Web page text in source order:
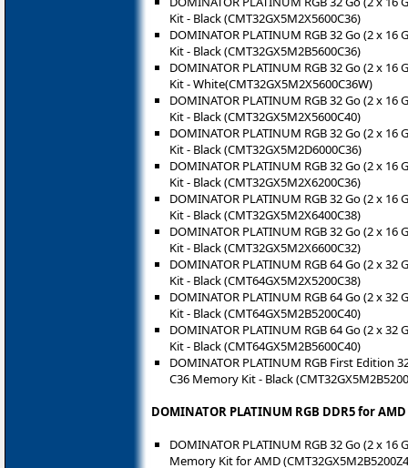
Kit - Black (CMT32GX5M2X5600C36)
DOMINATOR PLATINUM RGB 32 Go (2 x
Kit - Black (CMT32GX5M2B5600C36)
DOMINATOR PLATINUM RGB 32 Go (2 x
Kit - White(CMT32GX5M2X5600C36W)
DOMINATOR PLATINUM RGB 32 Go (2 x
Kit - Black (CMT32GX5M2X5600C40)
DOMINATOR PLATINUM RGB 32 Go (2 x
Kit - Black (CMT32GX5M2D6000C36)
DOMINATOR PLATINUM RGB 32 Go (2 x
Kit - Black (CMT32GX5M2X6200C36)
DOMINATOR PLATINUM RGB 32 Go (2 x
Kit - Black (CMT32GX5M2X6400C38)
DOMINATOR PLATINUM RGB 32 Go (2 x
Kit - Black (CMT32GX5M2X6600C32)
DOMINATOR PLATINUM RGB 64 Go (2 x
Kit - Black (CMT64GX5M2X5200C38)
DOMINATOR PLATINUM RGB 64 Go (2 x
Kit - Black (CMT64GX5M2B5200C40)
DOMINATOR PLATINUM RGB 64 Go (2 x
Kit - Black (CMT64GX5M2B5600C40)
DOMINATOR PLATINUM RGB First Edition
C36 Memory Kit - Black
DOMINATOR PLATINUM RGB DDR5 for
DOMINATOR PLATINUM RGB 32 Go (2 x 16
Memory Kit for AMD